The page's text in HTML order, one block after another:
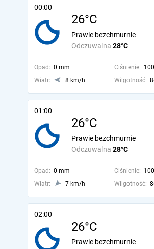
00:00
26°C
Odczuwalna 28°C
Prawie bezchmurnie
Opad: 0 mm Ciśnienie:
Wiatr:
8 km/h Wilgotność:
01:00
26°C
Odczuwalna 28°C
Prawie bezchmurnie
Opad: 0 mm Ciśnienie:
Wiatr:
7 km/h Wilgotność:
02:00
26°C
Prawie bezchmurnie